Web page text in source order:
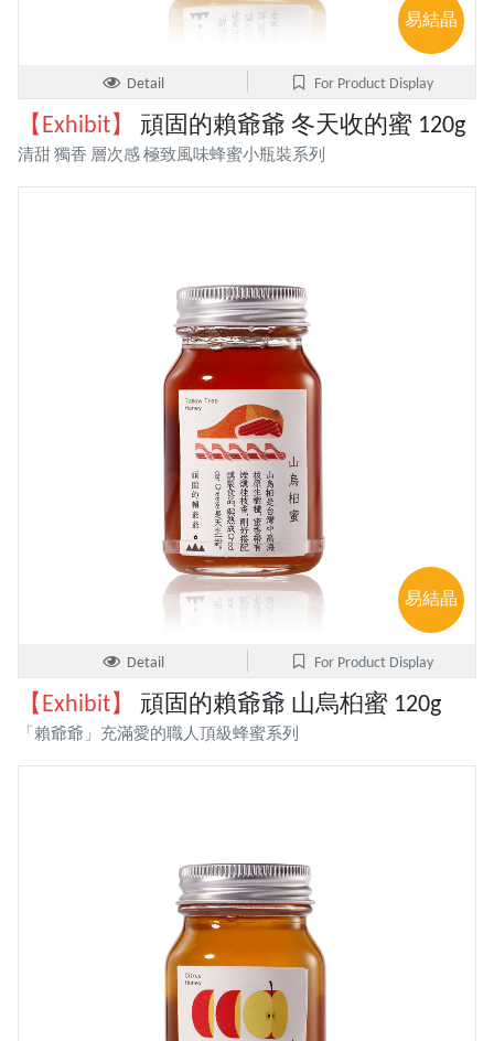
易結晶
Detail For Product Display
【Exhibit】 頑固的賴爺爺 冬天收的蜜 120g
清甜 獨香 層次感 極致風味蜂蜜小瓶裝系列
易結晶
Detail For Product Display
【Exhibit】 頑固的賴爺爺 山烏桕蜜 120g
「賴爺爺」充滿愛的職人頂級蜂蜜系列